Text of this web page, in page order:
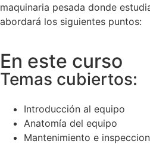
maquinaria pesada donde
abordará los siguientes puntos:
En este curso
Temas cubiertos:
Introducción al equipo
Anatomía del equipo
Mantenimiento e